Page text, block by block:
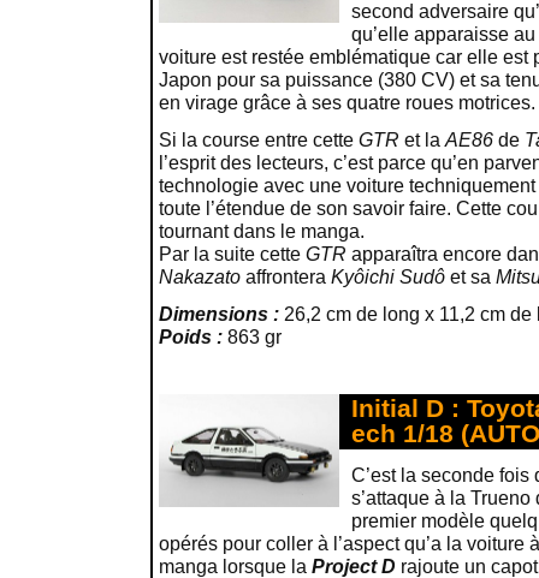
second adversaire
qu’elle apparaisse
voiture est restée emblématique car elle est
Japon pour sa puissance (380 CV) et sa
en virage grâce à ses quatre roues motrices.
Si la course entre cette GTR et la AE86 de
l’esprit des lecteurs, c’est parce qu’en
technologie avec une voiture
toute l’étendue de son savoir faire. Cette
tournant dans le manga.
Par la suite cette GTR apparaîtra encore
Nakazato affrontera Kyôichi Sudô et sa
Dimensions : 26,2 cm de long x 11,2 cm
Poids : 863 gr
Initial D :
ech 1/18
C’est la seconde fois
s’attaque à la
premier modèle
opérés pour coller à l’aspect qu’a la voiture
manga lorsque la Project D rajoute un